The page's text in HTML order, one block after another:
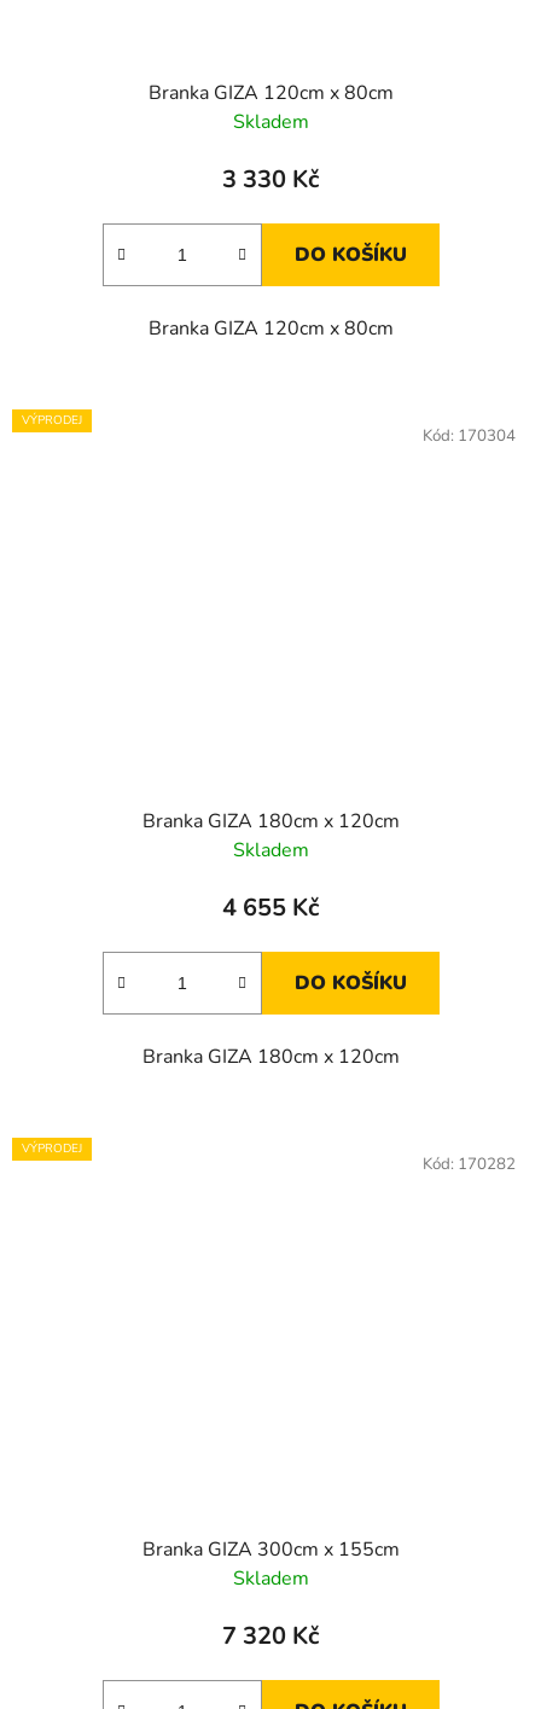
Branka GIZA 120cm x 80cm
Skladem
3 330 Kč
DO KOŠÍKU
Branka GIZA 120cm x 80cm
VÝPRODEJ
Branka GIZA 180cm x 120cm
Skladem
4 655 Kč
DO KOŠÍKU
Branka GIZA 180cm x 120cm
Kód: 170304
VÝPRODEJ
Branka GIZA 300cm x 155cm
Skladem
7 320 Kč
Kód: 170282